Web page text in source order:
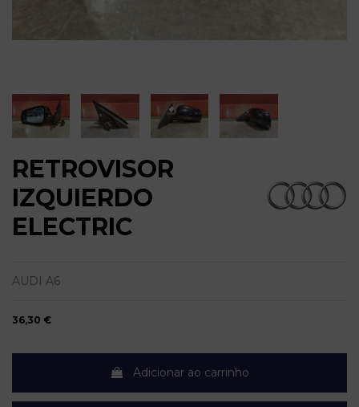
RETROVISOR
IZQUIERDO
ELECTRIC
AUDI A6
36,30 €
Adicionar ao carrinho